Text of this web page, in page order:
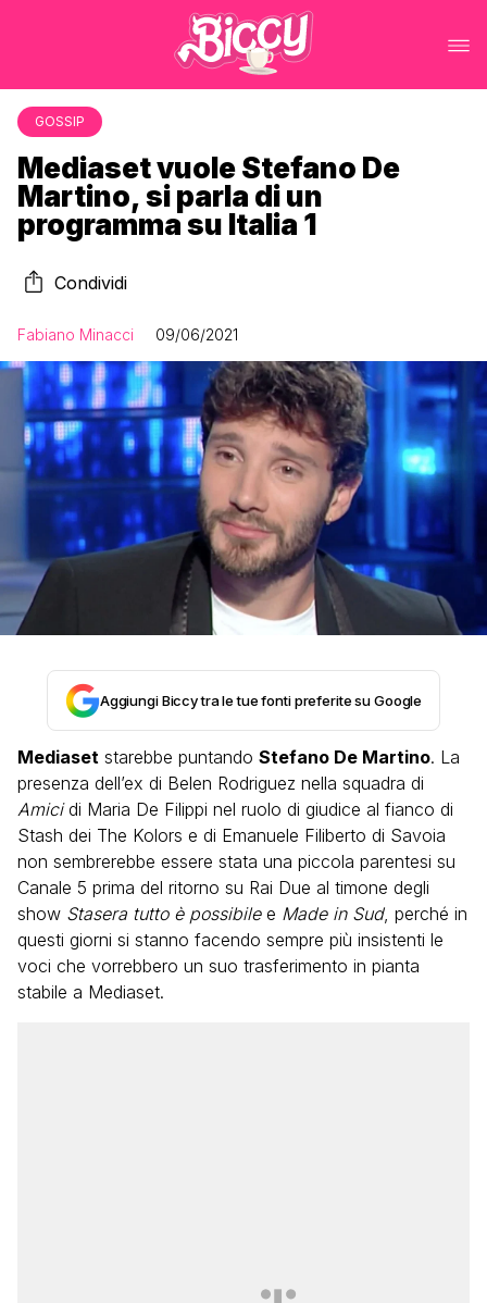
GOSSIP
Mediaset vuole Stefano De
Martino, si parla di un
programma su Italia 1
Condividi
Fabiano Minacci 09/06/2021
Aggiungi Biccy tra le tue fonti preferite su Google
Mediaset starebbe puntando Stefano De Martino. La
presenza dell’ex di Belen Rodriguez nella squadra di
Amicidi Maria De Filippi nel ruolo di giudice al fianco di
Stash dei The Kolors e di Emanuele Filiberto di Savoia
non sembrerebbe essere stata una piccola parentesi su
Canale 5 prima del ritorno su Rai Due al timone degli
show Stasera tutto è possibilee Made in Sud, perché in
questi giorni si stanno facendo sempre più insistenti le
voci che vorrebbero un suo trasferimento in pianta
stabile a Mediaset.